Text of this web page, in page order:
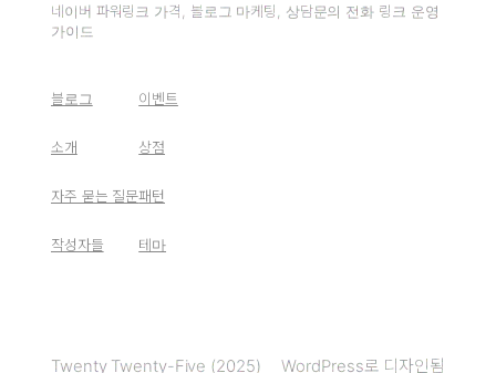
네이버 파워링크 가격, 블로그 마케팅, 상담문의 전화 링크 운영
가이드
블로그
소개
자주 묻는 질문
작성자들
이벤트
상점
패턴
테마
Twenty Twenty-Five (2025) WordPress로 디자인됨